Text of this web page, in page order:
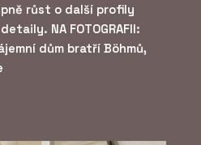
růst o další profily
NA FOTOGRAFII:
dům bratří Böhmů,